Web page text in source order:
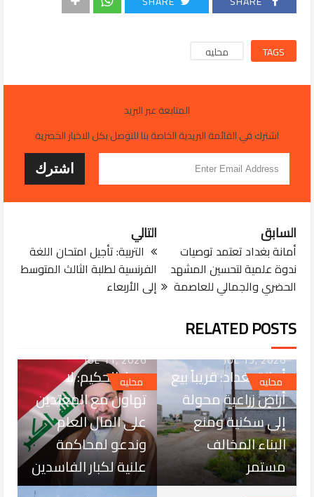
TAGS محليه
المتابعة عبر البريد
اشترك في القائمة البريدية الخاصة بنا للتوصل بكل الاخبار الحصرية
التالي
التربية: تأجيل امتحان اللغة
الفرنسية لطلبة الثالث المتوسط
إلى الأربعاء
السابق
أمانة بغداد تعتمد توصيات
ندوة علمية لتحسين المشهد
الحضري والجمالي للعاصمة
RELATED POSTS
محليه
JUL 15, 2026
أمانة بغداد: قريباً بيع
أراضٍ زراعية محولة
إلى سكنية ومنع
البناء المخالف
مستمر
محليه
JUL 11, 2026
عمار الحكيم: لا
تهاون مع المعتدين
على المال العام
وندعو لمحاكمة
علنية لكبار الفاسدين